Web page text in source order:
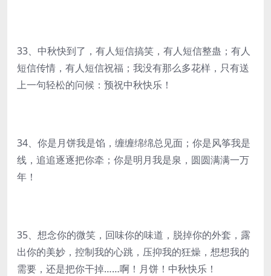
33、中秋快到了，有人短信搞笑，有人短信整蛊；有人
短信传情，有人短信祝福；我没有那么多花样，只有送
上一句轻松的问候：预祝中秋快乐！
34、你是月饼我是馅，缠缠绵绵总见面；你是风筝我是
线，追追逐逐把你牵；你是明月我是泉，圆圆满满一万
年！
35、想念你的微笑，回味你的味道，脱掉你的外套，露
出你的美妙，控制我的心跳，压抑我的狂燥，想想我的
需要，还是把你干掉……啊！月饼！中秋快乐！